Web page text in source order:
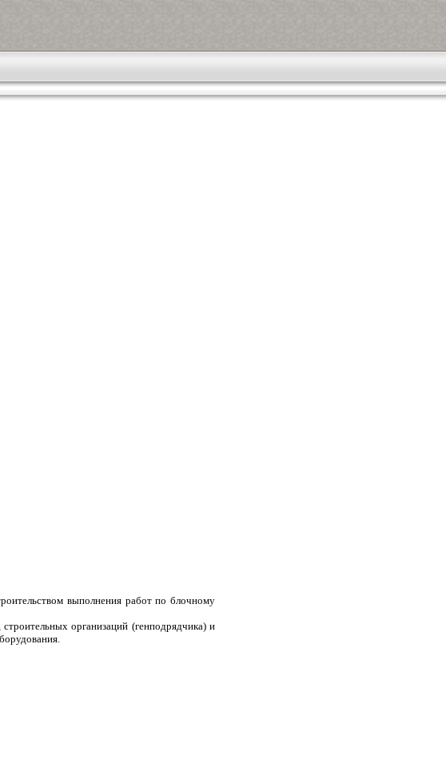
выполнения работ по блочному
организаций (генподрядчика) и